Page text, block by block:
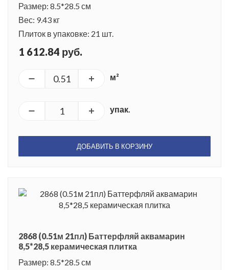
Размер: 8.5*28.5 см
Вес: 9.43 кг
Плиток в упаковке: 21 шт.
1 612.84 руб.
м²
упак.
ДОБАВИТЬ В КОРЗИНУ
2868 (0.51м 21пл) Баттерфляй аквамарин
8,5*28,5 керамическая плитка
Размер: 8.5*28.5 см